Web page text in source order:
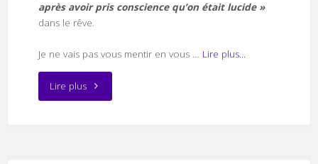
après avoir pris conscience qu’on était lucide »
dans le rêve.
Je ne vais pas vous mentir en vous … Lire plus...
Lire plus"Astuces